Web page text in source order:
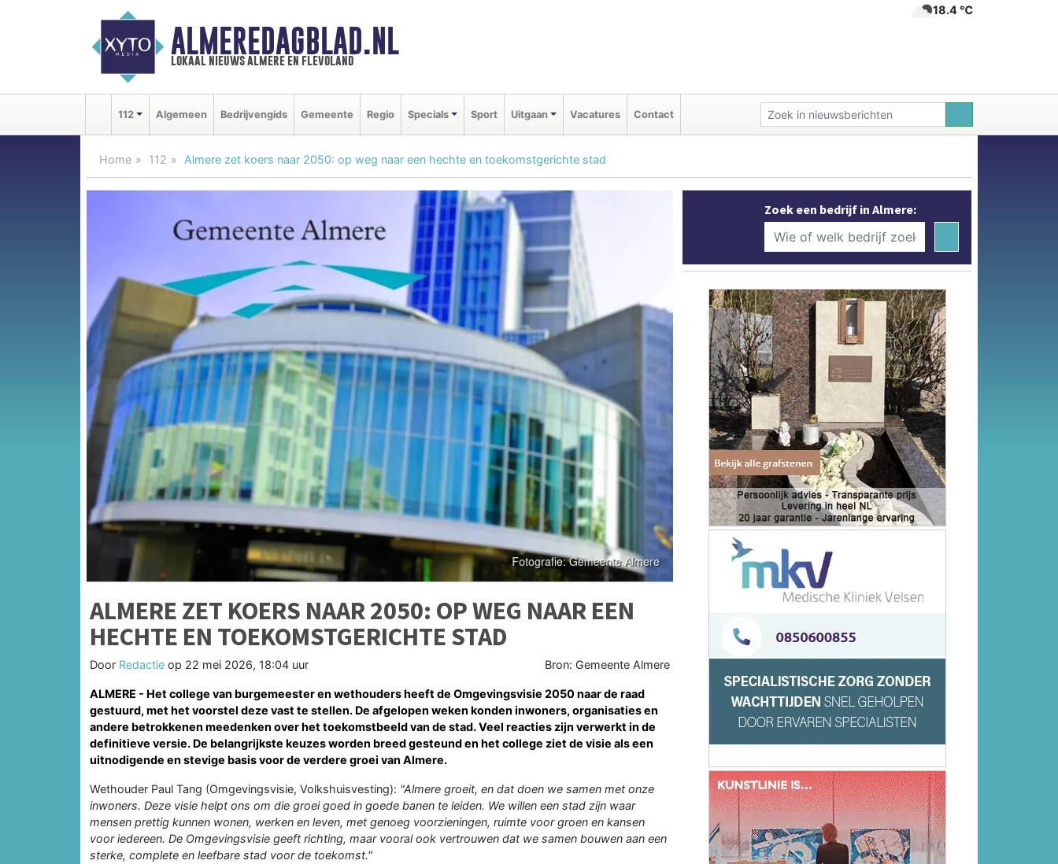
ALMEREDAGBLAD.NL
lokaal nieuws almere en flevoland
18.4 ℃
112 Algemeen Bedrijvengids Gemeente Regio Specials Sport Uitgaan Vacatures Contact
Home 112 Almere zet koers naar 2050: op weg naar een hechte en toekomstgerichte stad
ALMERE ZET KOERS NAAR 2050: OP WEG NAAR EEN
HECHTE EN TOEKOMSTGERICHTE STAD
Door Redactie op 22 mei 2026, 18:04 uur Bron: Gemeente Almere
ALMERE - Het college van burgemeester en wethouders heeft de Omgevingsvisie 2050 naar de raad
gestuurd, met het voorstel deze vast te stellen. De afgelopen weken konden inwoners, organisaties en
andere betrokkenen meedenken over het toekomstbeeld van de stad. Veel reacties zijn verwerkt in de
definitieve versie. De belangrijkste keuzes worden breed gesteund en het college ziet de visie als een
uitnodigende en stevige basis voor de verdere groei van Almere.
Wethouder Paul Tang (Omgevingsvisie, Volkshuisvesting): "Almere groeit, en dat doen we samen met onze
inwoners. Deze visie helpt ons om die groei goed in goede banen te leiden. We willen een stad zijn waar
mensen prettig kunnen wonen, werken en leven, met genoeg voorzieningen, ruimte voor groen en kansen
voor iedereen. De Omgevingsvisie geeft richting, maar vooral ook vertrouwen dat we samen bouwen aan een
sterke, complete en leefbare stad voor de toekomst."
Zoek een bedrijf in Almere: